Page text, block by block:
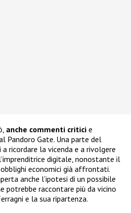
anche commenti critici e
Pandoro Gate. Una parte del
ricordare la vicenda e a rivolgere
digitale, nonostante il
economici già affrontati.
anche l’ipotesi di un possibile
potrebbe raccontare più da vicino
e la sua ripartenza.